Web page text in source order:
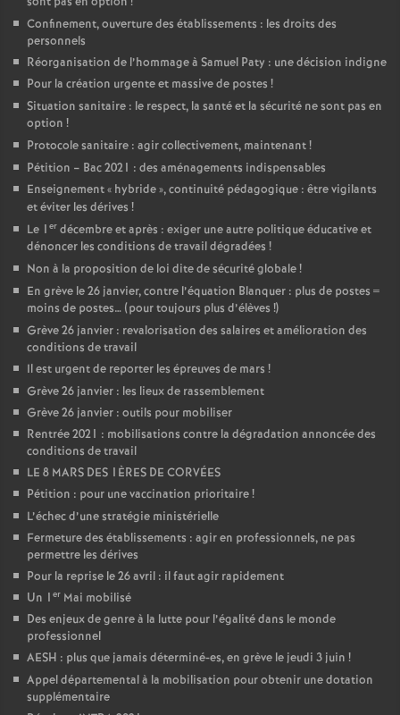
Confinement, ouverture des établissements : les droits des
personnels
Réorganisation de l’hommage à Samuel Paty : une décision indigne
Pour la création urgente et massive de postes !
Situation sanitaire : le respect, la santé et la sécurité ne sont pas en
option !
Protocole sanitaire : agir collectivement, maintenant!
Pétition – Bac 2021 : des aménagements indispensables
Enseignement « hybride», continuité pédagogique : être vigilants
et éviter les dérives !
Le 1 er décembre et après : exiger une autre politique éducative et
dénoncer les conditions de travail dégradées !
Non à la proposition de loi dite de sécurité globale!
En grève le 26 janvier, contre l’équation Blanquer : plus de postes =
moins de postes… (pour toujours plus d’élèves !)
Grève 26 janvier : revalorisation des salaires et amélioration des
conditions de travail
Il est urgent de reporter les épreuves de mars !
Grève 26 janvier : les lieux de rassemblement
Grève 26 janvier : outils pour mobiliser
Rentrée 2021 : mobilisations contre la dégradation annoncée des
conditions de travail
LE 8 MARS DES 1ÈRES DE CORVÉES
Pétition : pour une vaccination prioritaire!
L’échec d’une stratégie ministérielle
Fermeture des établissements : agir en professionnels, ne pas
permettre les dérives
Pour la reprise le 26 avril : il faut agir rapidement
Un 1 er Mai mobilisé
Des enjeux de genre à la lutte pour l’égalité dans le monde
professionnel
AESH : plus que jamais déterminé-es, en grève le jeudi 3 juin !
Appel départemental à la mobilisation pour obtenir une dotation
supplémentaire